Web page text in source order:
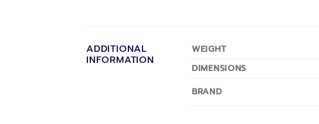
ADDITIONAL
INFORMATION
WEIGHT
DIMENSIONS
BRAND